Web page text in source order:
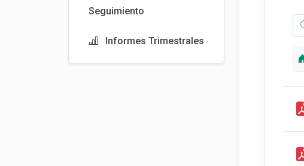
Seguimiento
Informes Trimestrales